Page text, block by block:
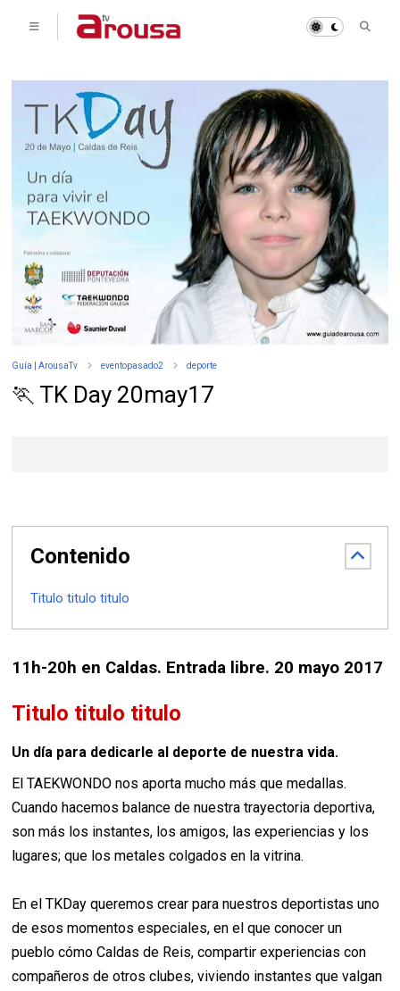
Guía | ArousaTv eventopasado2 deporte
🏃 TK Day 20may17
Contenido
Titulo titulo titulo
11h-20h en Caldas. Entrada libre. 20 mayo 2017
Titulo titulo titulo
Un día para dedicarle al deporte de nuestra vida.
El TAEKWONDO nos aporta mucho más que medallas.
Cuando hacemos balance de nuestra trayectoria deportiva,
son más los instantes, los amigos, las experiencias y los
lugares; que los metales colgados en la vitrina.
En el TKDay queremos crear para nuestros deportistas uno
de esos momentos especiales, en el que conocer un
pueblo cómo Caldas de Reis, compartir experiencias con
compañeros de otros clubes, viviendo instantes que valgan